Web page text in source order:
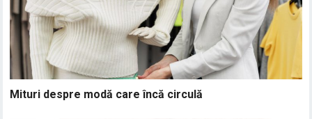
Mituri despre modă care încă circulă